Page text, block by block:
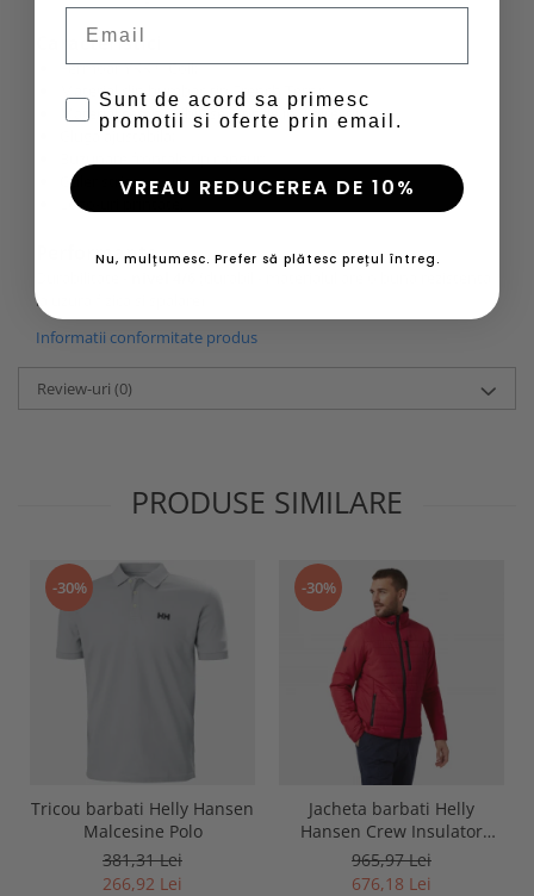
Caracteristici
Fermoar YKK® Coil;
Material din bumbac tip French Terry;
Material semiflexibil (se intinde in 2 directii);
Gluga ajustabila;
Guler striat;
Logo-uri printate.
Performanta
la uzura fizica si spalare)
Informatii conformitate produs
Review-uri (0)
PRODUSE SIMILARE
-30%
Tricou barbati Helly Hansen
Malcesine Polo
381,31 Lei
266,92 Lei
-30%
Jacheta barbati Helly
Hansen Crew Insulator
Jacket 2.0
965,97 Lei
676,18 Lei
Sunt de acord sa primesc
promotii si oferte prin email.
VREAU REDUCEREA DE 10%
Nu, mulțumesc. Prefer să plătesc prețul întreg.